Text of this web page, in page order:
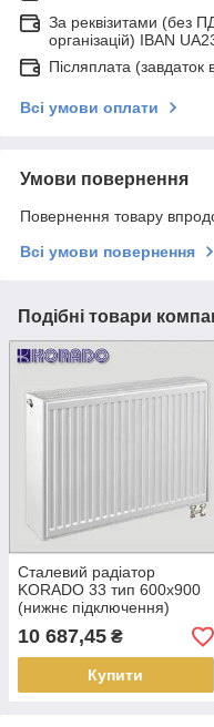
За реквізитами (без
організацій) IBAN
Післяплата (завдаток
Всі умови оплати
Умови повернення
Повернення товару
Всі умови повернення
Подібні товари
Сталевий радіатор
KORADO 33 тип 600х900
(нижнє підключення)
10 687,45 ₴
Купити